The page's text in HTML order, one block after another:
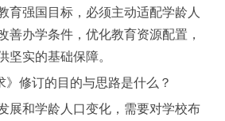
育强国目标，必须主动适配学龄人
善办学条件，优化教育资源配置，
坚实的基础保障。
修订的目的与思路是什么？
和学龄人口变化，需要对学校布